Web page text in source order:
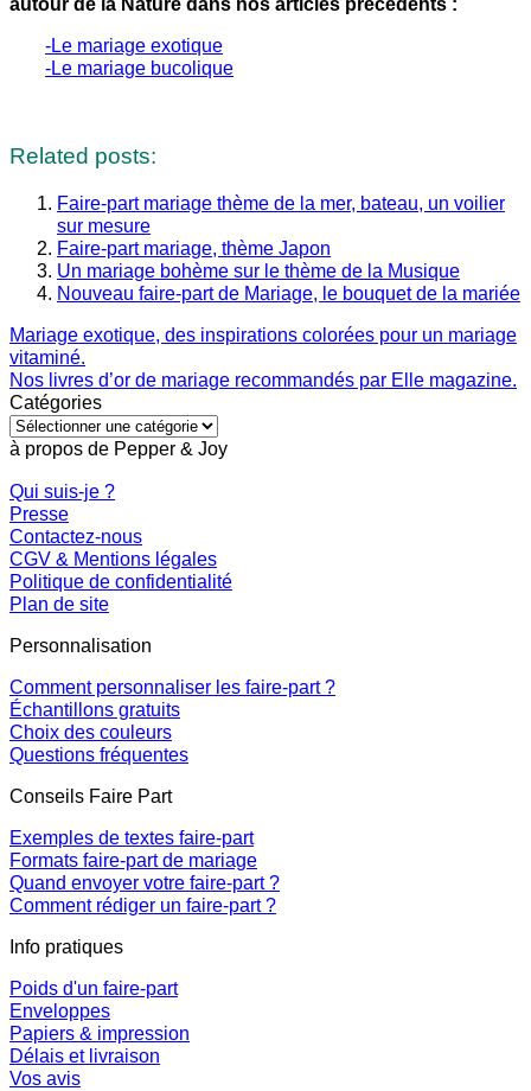
-Le mariage exotique
-Le mariage bucolique
Related posts:
Faire-part mariage thème de la mer, bateau, un voilier
sur mesure
Faire-part mariage, thème Japon
Un mariage bohème sur le thème de la Musique
Nouveau faire-part de Mariage, le bouquet de la mariée
Mariage exotique, des inspirations colorées pour un mariage
vitaminé.
Nos livres d’or de mariage recommandés par Elle magazine.
Catégories
Catégories
à propos de Pepper & Joy
Qui suis-je ?
Presse
Contactez-nous
CGV & Mentions légales
Politique de confidentialité
Plan de site
Personnalisation
Comment personnaliser les faire-part ?
Échantillons gratuits
Choix des couleurs
Questions fréquentes
Conseils Faire Part
Exemples de textes faire-part
Formats faire-part de mariage
Quand envoyer votre faire-part ?
Comment rédiger un faire-part ?
Info pratiques
Poids d'un faire-part
Enveloppes
Papiers & impression
Délais et livraison
Vos avis